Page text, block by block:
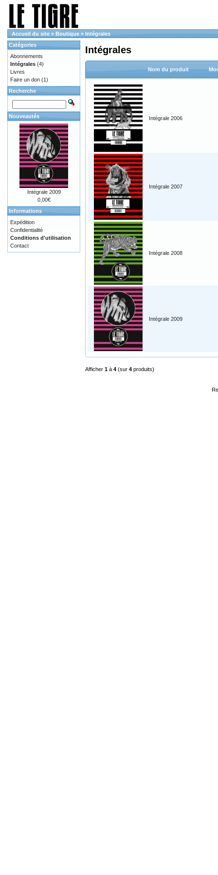
Accueil du site » Boutique » Intégrales
Intégrales
Nom du produit
Intégrale 2006
Intégrale 2007
Intégrale 2008
Intégrale 2009
Afficher 1 à 4 (sur 4 produits)
Catégories
Abonnements
Intégrales (4)
Livres
Faire un don (1)
Recherche
Nouveautés
Intégrale 2009
0,00€
Informations
Expédition
Confidentialité
Conditions d'utilisation
Contact